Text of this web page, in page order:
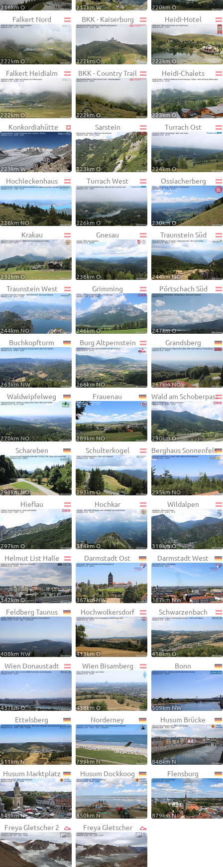
216km O 217km W 220km O
Falkert Nord
222km O
BKK - Kaiserburg
222km O
Heidi-Hotel
222km O
Falkert Heidialm
222km O
BKK - Country Trail
222km O
Heidi-Chalets
223km O
Konkordiahütte
223km W
Sarstein
223km O
Turrach Ost
224km O
Hochleckenhaus
226km NO
Turrach West
226km O
Ossiacherberg
230km O
Krakau
232km O
Gnesau
236km O
Traunstein Süd
244km NO
Traunstein West
244km NO
Grimming
246km O
Pörtschach Süd
247km O
Buchkopfturm
263km NW
Burg Altpernstein
266km NO
Grandsberg
267km NO
Waldwipfelweg
270km NO
Frauenau
289km NO
Wald am Schoberpass
290km O
Schareben
291km NO
Schulterkogel
293km O
Berghaus Sonnenfels
295km NO
Hieflau
297km O
Hochkar
314km O
Wildalpen
318km O
Helmut List Halle
342km O
Darmstadt Ost
367km NW
Darmstadt West
367km NW
Feldberg Taunus
408km NW
Hochwolkersdorf
413km O
Schwarzenbach
418km O
Wien Donaustadt
437km O
Wien Bisamberg
438km O
Bonn
509km NW
Ettelsberg
511km N
Norderney
799km N
Husum Brücke
848km N
Husum Marktplatz
849km N
Husum Dockkoog
850km N
Flensburg
879km N
Freya Gletscher 2 Freya Gletscher